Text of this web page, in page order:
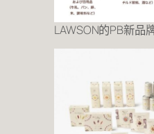
LAWSON的PB新品